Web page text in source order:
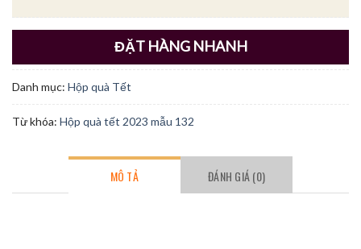
ĐẶT HÀNG NHANH
Danh mục: Hộp quà Tết
Từ khóa: Hộp quà tết 2023 mẫu 132
MÔ TẢ ĐÁNH GIÁ (0)